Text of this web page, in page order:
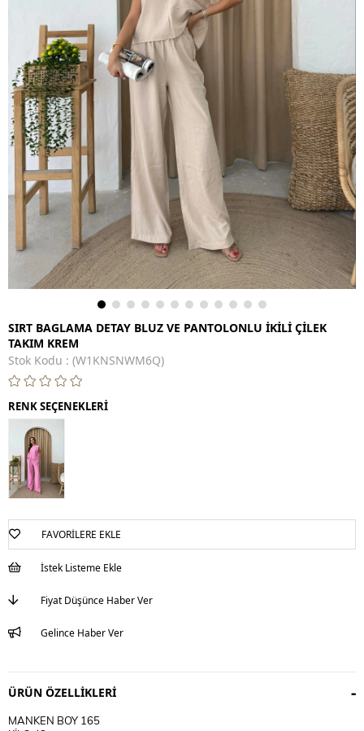
SIRT BAGLAMA DETAY BLUZ VE PANTOLONLU İKİLİ ÇİLEK
TAKIM KREM
Stok Kodu
(W1KNSNWM6Q)
RENK SEÇENEKLERİ
FAVORILERE EKLE
İstek Listeme Ekle
Fiyat Düşünce Haber Ver
Gelince Haber Ver
ÜRÜN ÖZELLIKLERI
MANKEN BOY 165